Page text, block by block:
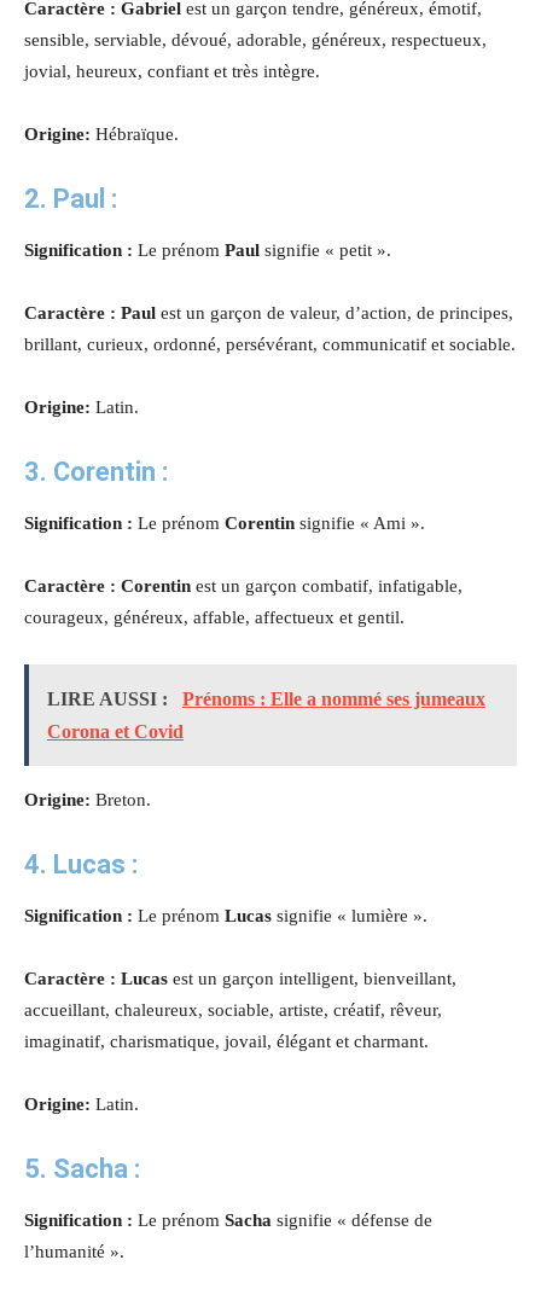
Caractère : Gabriel est un garçon tendre, généreux, émotif,
sensible, serviable, dévoué, adorable, généreux, respectueux,
jovial, heureux, confiant et très intègre.
Origine: Hébraïque.
2. Paul :
Signification : Le prénom Paul signifie « petit ».
Caractère : Paul est un garçon de valeur, d’action, de principes,
brillant, curieux, ordonné, persévérant, communicatif et sociable.
Origine: Latin.
3. Corentin :
Signification : Le prénom Corentin signifie « Ami ».
Caractère : Corentin est un garçon combatif, infatigable,
courageux, généreux, affable, affectueux et gentil.
LIRE AUSSI :
Prénoms : Elle a nommé ses jumeaux
Corona et Covid
Origine: Breton.
4. Lucas :
Signification : Le prénom Lucas signifie « lumière ».
Caractère : Lucas est un garçon intelligent, bienveillant,
accueillant, chaleureux, sociable, artiste, créatif, rêveur,
imaginatif, charismatique, jovail, élégant et charmant.
Origine: Latin.
5. Sacha :
Signification : Le prénom Sacha signifie « défense de
l’humanité ».